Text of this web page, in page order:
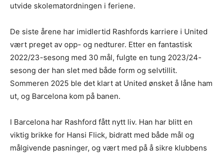
utvide skolematordningen i feriene.
De siste årene har imidlertid Rashfords karriere i United
vært preget av opp- og nedturer. Etter en fantastisk
2022/23-sesong med 30 mål, fulgte en tung 2023/24-
sesong der han slet med både form og selvtillit.
Sommeren 2025 ble det klart at United ønsket å låne ham
ut, og Barcelona kom på banen.
I Barcelona har Rashford fått nytt liv. Han har blitt en
viktig brikke for Hansi Flick, bidratt med både mål og
målgivende pasninger, og vært med på å sikre klubbens